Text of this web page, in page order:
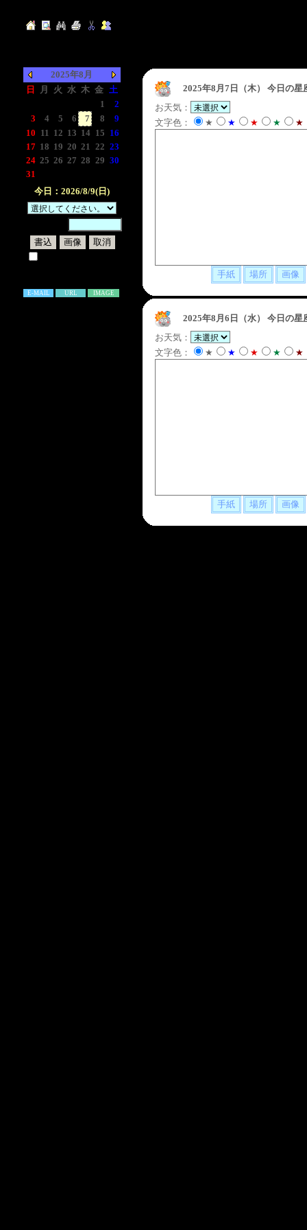
2025年8月
日
月 火 水 木 金 土
1
2
3
4 5 6 7 8
9
10 11 12 13 14 15 16
17 18 19 20 21 22 23
24 25 26 27 28 29 30
31
今日：2026/8/9(日)
E-MAIL URL IMAGE
2025年8月7日（木）
今日の
お天気：
文字色：
★ ★ ★ ★ ★
2025年8月6日（水）
今日の
お天気：
文字色：
★ ★ ★ ★ ★